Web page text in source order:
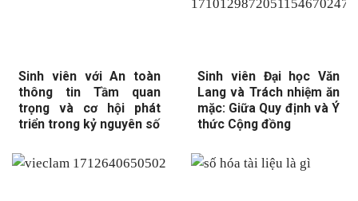
Sinh viên với An toàn
thông tin Tầm quan
trọng và cơ hội phát
triển trong kỷ nguyên số
Sinh viên Đại học Văn
Lang và Trách nhiệm ăn
mặc: Giữa Quy định và Ý
thức Cộng đồng